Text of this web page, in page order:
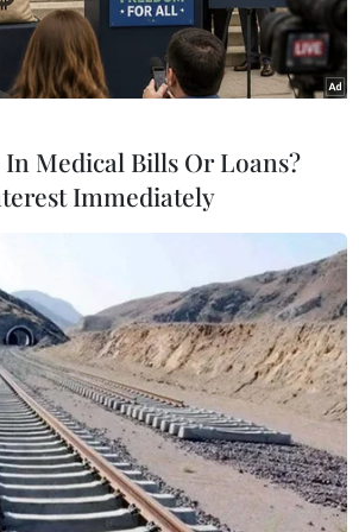
minh họa. (Nguồn: TTXVN)
Giám đốc Sở Giáo dục và Đào
Quang Tuấn cho biết, đơn vị
bị các khâu liên quan để tổ
sinh vào lớp 10 Trung học phổ
2022 bảo đảm an toàn,
Medical Bills Or Loans?
Immediately